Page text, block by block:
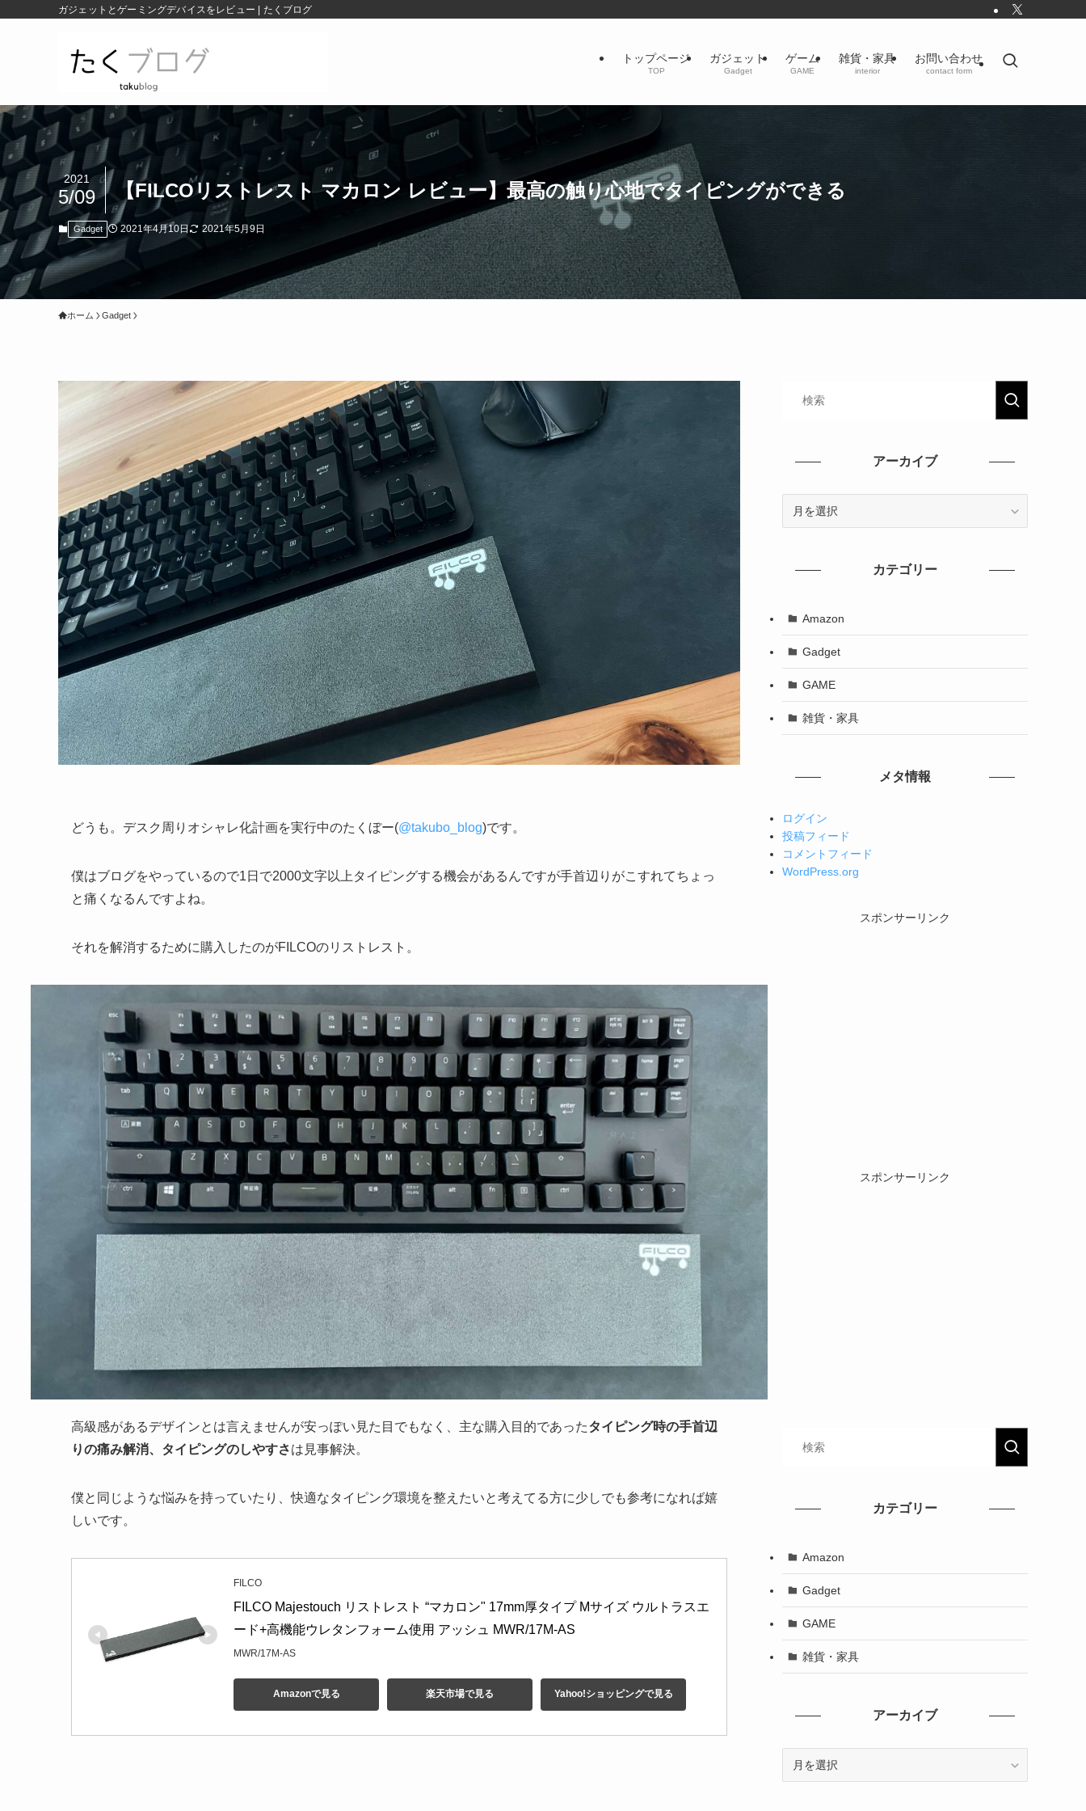
ガジェットとゲーミングデバイスをレビュー | たくブログ
トップページ
TOP
ガジェット
Gadget
ゲーム
GAME
雑貨・家具
interior
お問い合わせ
contact form
【FILCOリストレスト マカロン レビュー】最高の触り心地でタイピングができる
2021
5/09
Gadget 2021年4月10日 2021年5月9日
ホーム Gadget
どうも。デスク周りオシャレ化計画を実行中のたくぼー(@takubo_blog)です。
僕はブログをやっているので1日で2000文字以上タイピングする機会があるんですが手首辺りがこすれてちょっ
と痛くなるんですよね。
それを解消するために購入したのがFILCOのリストレスト。
高級感があるデザインとは言えませんが安っぽい見た目でもなく、主な購入目的であったタイピング時の手首辺
りの痛み解消、タイピングのしやすさは見事解決。
僕と同じような悩みを持っていたり、快適なタイピング環境を整えたいと考えてる方に少しでも参考になれば嬉
しいです。
FILCO
FILCO Majestouch リストレスト “マカロン" 17mm厚タイプ Mサイズ ウルトラスエ
ード+高機能ウレタンフォーム使用 アッシュ MWR/17M-AS
MWR/17M-AS
Amazonで見る 楽天市場で見る Yahoo!ショッピングで見る
アーカイブ
カテゴリー
Amazon
Gadget
GAME
雑貨・家具
メタ情報
ログイン
投稿フィード
コメントフィード
WordPress.org
スポンサーリンク
スポンサーリンク
カテゴリー
Amazon
Gadget
GAME
雑貨・家具
アーカイブ